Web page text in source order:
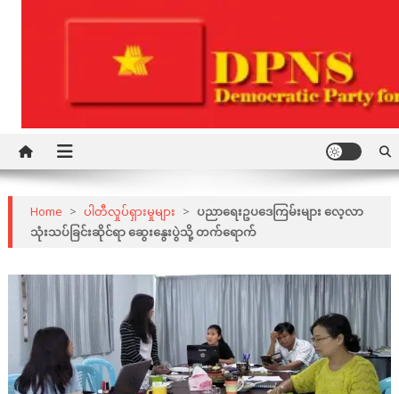
DPNS
Home > ပါတီလှုပ်ရှားမှုများ > ပညာရေးဥပဒေကြမ်းများ လေ့လာ
သုံးသပ်ခြင်းဆိုင်ရာ ဆွေးနွေးပွဲသို့ တက်ရောက်